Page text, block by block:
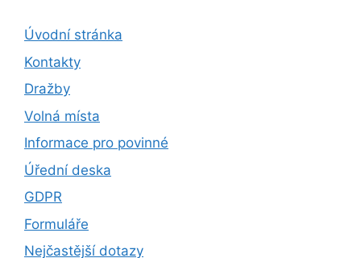
Úvodní stránka
Kontakty
Dražby
Volná místa
Informace pro povinné
Úřední deska
GDPR
Formuláře
Nejčastější dotazy